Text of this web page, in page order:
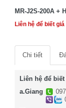
MR-J2S-200A +
Liên hệ để biết giá
Chi tiết
Liên hệ để
a.Giang